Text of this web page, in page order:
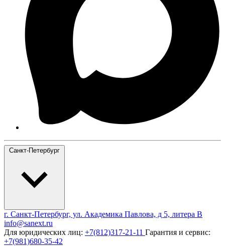
Санкт-Петербург
г. Санкт-Петербург, ул. Академика Павлова, д 5, литера В
info@sanext.ru
Для юридических лиц: +7(812)317-21-11 Гарантия и сервис:
+7(981)680-35-42